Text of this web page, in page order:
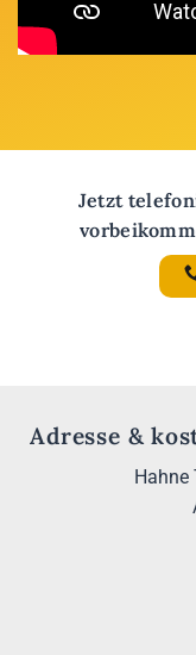
Jetzt
Adresse &
Hahne